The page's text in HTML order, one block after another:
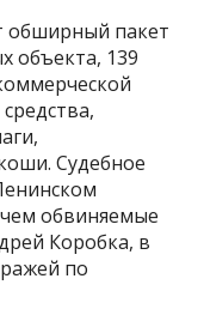
обширный пакет
объекта, 139
Судебное
обвиняемые
Коробка, в
по